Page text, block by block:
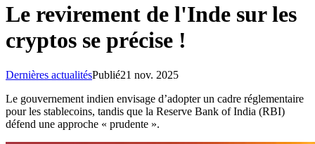
Le revirement de l'Inde sur les
cryptos se précise !
Dernières actualitésPublié21 nov. 2025
Le gouvernement indien envisage d’adopter un cadre réglementaire
pour les stablecoins, tandis que la Reserve Bank of India (RBI)
défend une approche « prudente ».